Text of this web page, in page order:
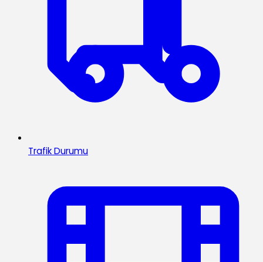
Trafik Durumu